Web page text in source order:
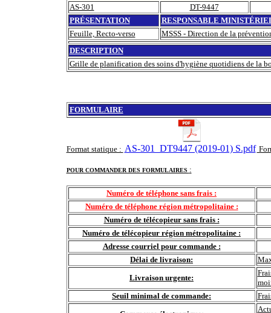
AS-301
DT-9447
PRÉSENTATION
RESPONSABLE
Feuille, Recto-verso
MSSS - Direction de la
DESCRIPTION
Grille de planification des soins d'hygiène quotidiens de la
FORMULAIRE
Format statique : AS-301_DT9447 (2019-01) S.pdf
POUR COMMANDER DES FORMULAIRES :
Numéro de téléphone sans frais :
Numéro de téléphone région métropolitaine :
Numéro de télécopieur sans frais :
Numéro de télécopieur région métropolitaine :
Adresse courriel pour commande :
Délai de livraison:
Livraison urgente:
Seuil minimal de commande: